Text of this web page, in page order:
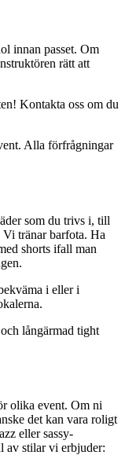
innan passet. Om
rätt att
Kontakta oss om du
Alla förfrågningar
som du trivs i, till
tränar barfota. Ha
shorts ifall man
i eller i
långärmad tight
olika event. Om ni
det kan vara roligt
eller sassy-
av stilar vi erbjuder: